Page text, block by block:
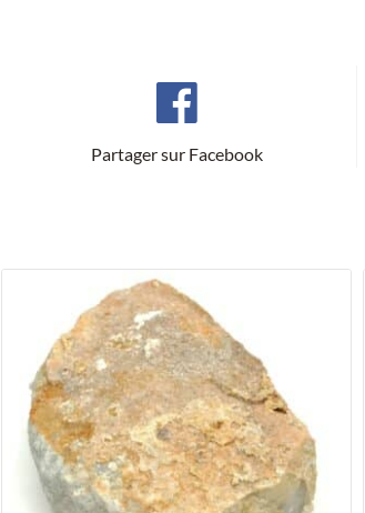
Partager sur Facebook